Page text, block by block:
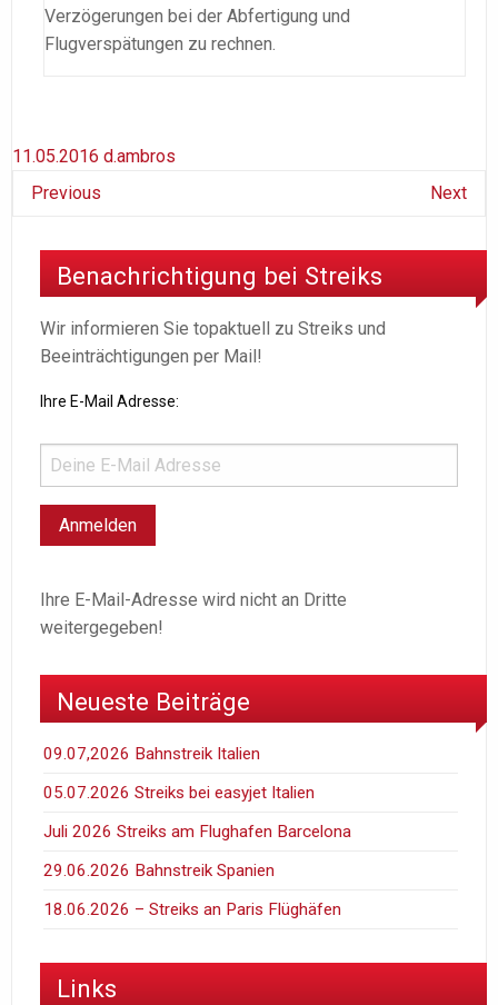
Verzögerungen bei der Abfertigung und
Flugverspätungen zu rechnen.
11.05.2016 d.ambros
Previous
Next
Benachrichtigung bei Streiks
Wir informieren Sie topaktuell zu Streiks und
Beeinträchtigungen per Mail!
Ihre E-Mail Adresse:
Ihre E-Mail-Adresse wird nicht an Dritte
weitergegeben!
Neueste Beiträge
09.07,2026 Bahnstreik Italien
05.07.2026 Streiks bei easyjet Italien
Juli 2026 Streiks am Flughafen Barcelona
29.06.2026 Bahnstreik Spanien
18.06.2026 – Streiks an Paris Flüghäfen
Links